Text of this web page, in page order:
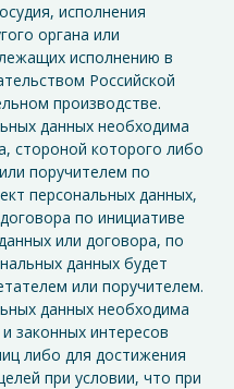
исполнения
органа или
исполнению в
Российской
производстве.
данных необходима
стороной которого либо
поручителем по
персональных данных,
по инициативе
или договора, по
данных будет
или поручителем.
данных необходима
законных интересов
либо для достижения
при условии, что при